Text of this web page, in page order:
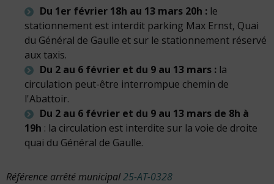
Du 1er février 18h au 13 mars 20h : le
stationnement est interdit parking Max Ernst, Quai
du Général de Gaulle et sur le stationnement réservé
aux taxis.
Du 2 au 6 février et du 9 au 13 mars : la
circulation peut-être interrompue chemin de
l'Abattoir.
Du 2 au 6 février et du 9 au 13 mars de 8h à
19h : la circulation est interdite sur la voie de droite
quai du Général de Gaulle.
Référence arrêté municipal25-AT-0328